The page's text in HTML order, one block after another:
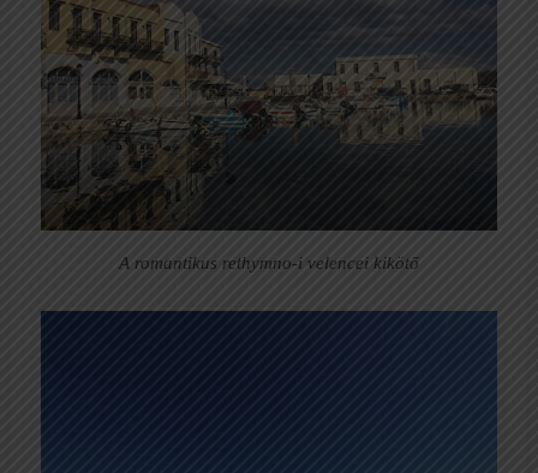
A romantikus rethymno-i velencei kikötő